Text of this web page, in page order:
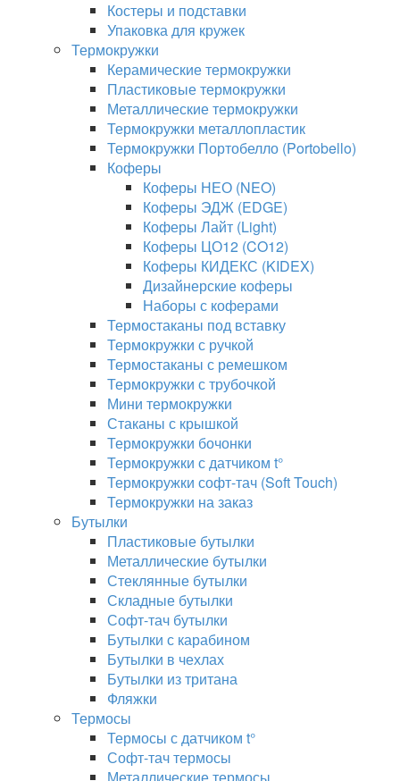
Костеры и подставки
Упаковка для кружек
Термокружки
Керамические термокружки
Пластиковые термокружки
Металлические термокружки
Термокружки металлопластик
Термокружки Портобелло (Portobello)
Коферы
Коферы НЕО (NEO)
Коферы ЭДЖ (EDGE)
Коферы Лайт (Light)
Коферы ЦО12 (CO12)
Коферы КИДЕКС (KIDEX)
Дизайнерские коферы
Наборы с коферами
Термостаканы под вставку
Термокружки с ручкой
Термостаканы с ремешком
Термокружки с трубочкой
Мини термокружки
Стаканы с крышкой
Термокружки бочонки
Термокружки с датчиком t°
Термокружки софт-тач (Soft Touch)
Термокружки на заказ
Бутылки
Пластиковые бутылки
Металлические бутылки
Стеклянные бутылки
Складные бутылки
Софт-тач бутылки
Бутылки с карабином
Бутылки в чехлах
Бутылки из тритана
Фляжки
Термосы
Термосы с датчиком t°
Софт-тач термосы